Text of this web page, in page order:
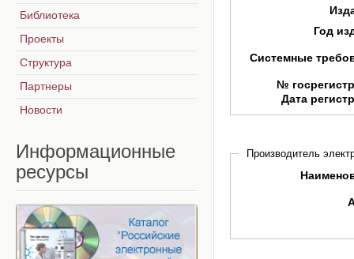
Год
Системные
№
Дата
Производитель
Библиотека
Проекты
Структура
Партнеры
Новости
Информационные
ресурсы